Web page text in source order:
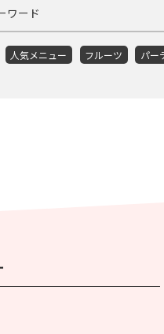
ワード
人気メニュー フルーツ パー